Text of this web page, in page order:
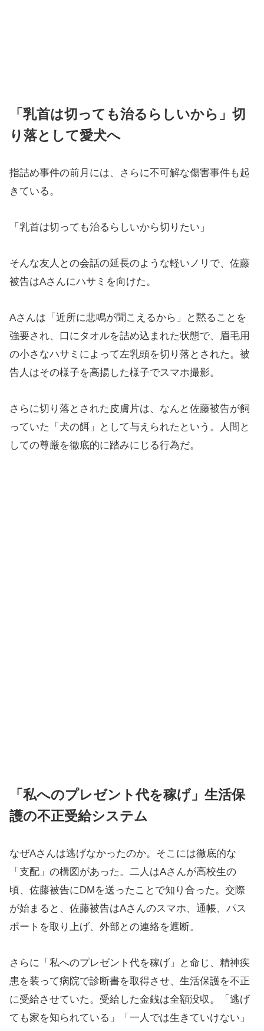
「乳首は切っても治るらしいから」切
り落として愛犬へ
指詰め事件の前月には、さらに不可解な傷害事件も起
きている。
「乳首は切っても治るらしいから切りたい」
そんな友人との会話の延長のような軽いノリで、佐藤
被告はAさんにハサミを向けた。
Aさんは「近所に悲鳴が聞こえるから」と黙ることを
強要され、口にタオルを詰め込まれた状態で、眉毛用
の小さなハサミによって左乳頭を切り落とされた。被
告人はその様子を高揚した様子でスマホ撮影。
さらに切り落とされた皮膚片は、なんと佐藤被告が飼
っていた「犬の餌」として与えられたという。人間と
しての尊厳を徹底的に踏みにじる行為だ。
「私へのプレゼント代を稼げ」生活保
護の不正受給システム
なぜAさんは逃げなかったのか。そこには徹底的な
「支配」の構図があった。二人はAさんが高校生の
頃、佐藤被告にDMを送ったことで知り合った。交際
が始まると、佐藤被告はAさんのスマホ、通帳、パス
ポートを取り上げ、外部との連絡を遮断。
さらに「私へのプレゼント代を稼げ」と命じ、精神疾
患を装って病院で診断書を取得させ、生活保護を不正
に受給させていた。受給した金銭は全額没収。「逃げ
ても家を知られている」「一人では生きていけない」